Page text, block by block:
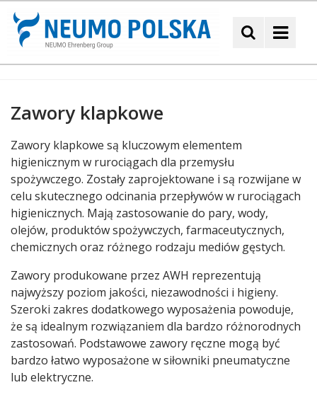
Zawory klapkowe
Treść
Zawory klapkowe są kluczowym elementem
higienicznym w rurociągach dla przemysłu
spożywczego. Zostały zaprojektowane i są rozwijane w
celu skutecznego odcinania przepływów w rurociągach
higienicznych. Mają zastosowanie do pary, wody,
olejów, produktów spożywczych, farmaceutycznych,
chemicznych oraz różnego rodzaju mediów gęstych.
Zawory produkowane przez AWH reprezentują
najwyższy poziom jakości, niezawodności i higieny.
Szeroki zakres dodatkowego wyposażenia powoduje,
że są idealnym rozwiązaniem dla bardzo różnorodnych
zastosowań. Podstawowe zawory ręczne mogą być
bardzo łatwo wyposażone w siłowniki pneumatyczne
lub elektryczne.